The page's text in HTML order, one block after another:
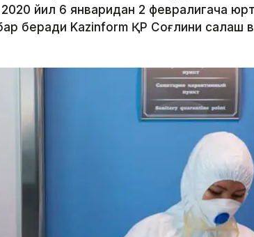
2020 йил 6 январидан 2 февралигача
беради Kazinform ҚР Соғлиқни сақлаш